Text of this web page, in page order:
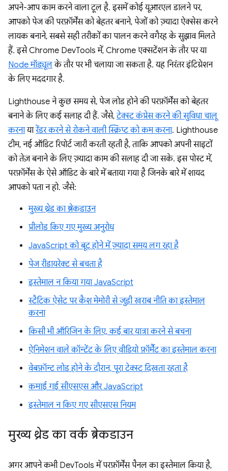
अपने-आप काम करने वाला टूल है. इसमें कोई यूआरएल डालने पर,
आपको पेज की परफ़ॉर्मेंस को बेहतर बनाने, पेजों को ज़्यादा ऐक्सेस करने
लायक बनाने, सबसे सही तरीकों का पालन करने वगैरह के सुझाव मिलते
हैं. इसे Chrome DevTools में, Chrome एक्सटेंशन के तौर पर या
Node मॉड्यूलके तौर पर भी चलाया जा सकता है. यह निरंतर इंटिग्रेशन
के लिए मददगार है.
Lighthouse ने कुछ समय से, पेज लोड होने की परफ़ॉर्मेंस को बेहतर
बनाने के लिए कई सलाह दी हैं. जैसे,टेक्स्ट कंप्रेस करने की सुविधा चालू
करनायारेंडर करने से रोकने वाली स्क्रिप्ट को कम करना. Lighthouse
टीम, नई ऑडिट रिपोर्ट जारी करती रहती है, ताकि आपको अपनी साइटों
को तेज़ बनाने के लिए ज़्यादा काम की सलाह दी जा सके. इस पोस्ट में,
परफ़ॉर्मेंस के ऐसे ऑडिट के बारे में बताया गया है जिनके बारे में शायद
आपको पता न हो. जैसे:
मुख्य थ्रेड का ब्रेकडाउन
प्रीलोड किए गए मुख्य अनुरोध
JavaScript को बूट होने में ज़्यादा समय लग रहा है
पेज रीडायरेक्ट से बचता है
इस्तेमाल न किया गया JavaScript
स्टैटिक ऐसेट पर कैश मेमोरी से जुड़ी खराब नीति का इस्तेमाल
करना
किसी भी ऑरिजिन के लिए, कई बार यात्रा करने से बचना
ऐनिमेशन वाले कॉन्टेंट के लिए वीडियो फ़ॉर्मैट का इस्तेमाल करना
वेबफ़ॉन्ट लोड होने के दौरान, पूरा टेक्स्ट दिखता रहता है
कमाई गई सीएसएस और JavaScript
इस्तेमाल न किए गए सीएसएस नियम
मुख्य थ्रेड का वर्क ब्रेकडाउन
अगर आपने कभी DevTools में परफ़ॉर्मेंस पैनल का इस्तेमाल किया है,